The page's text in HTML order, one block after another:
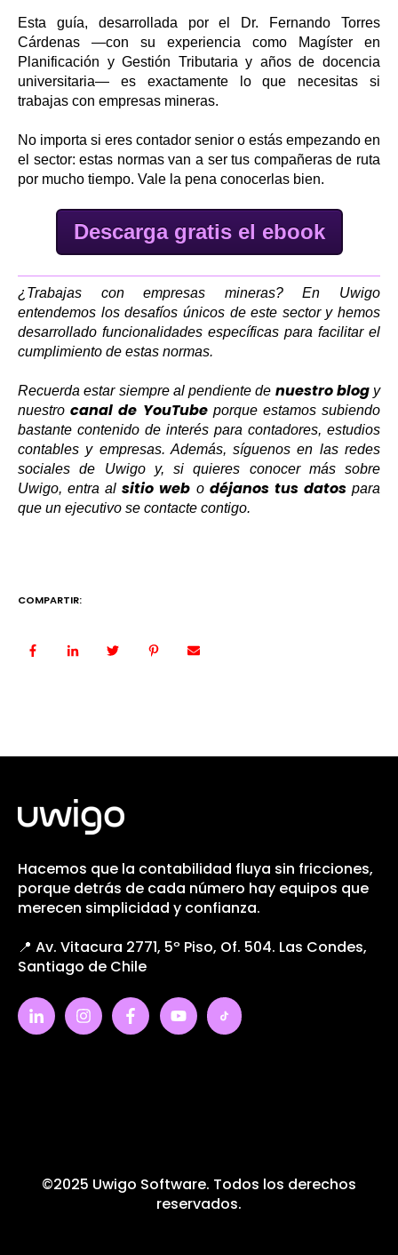
Esta guía, desarrollada por el Dr. Fernando Torres
Cárdenas —con su experiencia como Magíster en
Planificación y Gestión Tributaria y años de docencia
universitaria— es exactamente lo que necesitas si
trabajas con empresas mineras.
No importa si eres contador senior o estás empezando en
el sector: estas normas van a ser tus compañeras de ruta
por mucho tiempo. Vale la pena conocerlas bien.
Descarga gratis el ebook
¿Trabajas con empresas mineras? En Uwigo
entendemos los desafíos únicos de este sector y hemos
desarrollado funcionalidades específicas para facilitar el
cumplimiento de estas normas.
Recuerda estar siempre al pendiente de nuestro blog y
nuestrocanal de YouTubeporque estamos subiendo
bastante contenido de interés para contadores, estudios
contables y empresas. Además, síguenos en las redes
sociales de Uwigo y, si quieres conocer más sobre
Uwigo, entra alsitio web o déjanos tus datospara
que un ejecutivo se contacte contigo.
COMPARTIR:
Hacemos que la contabilidad fluya sin fricciones,
porque detrás de cada número hay equipos que
merecen simplicidad y confianza.
📍 Av. Vitacura 2771, 5º Piso, Of. 504. Las Condes,
Santiago de Chile
©2025 Uwigo Software. Todos los derechos
reservados.